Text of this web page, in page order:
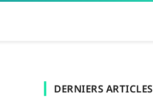
DERNIERS ARTICLES